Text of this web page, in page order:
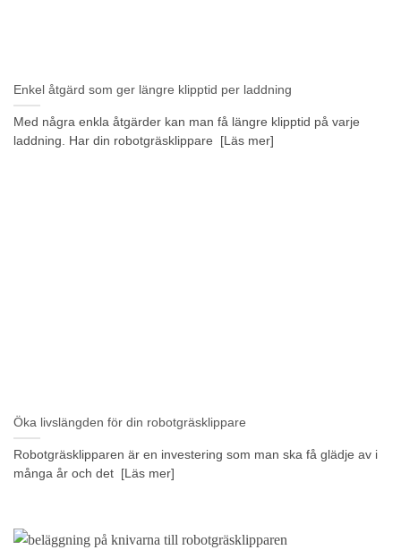
Enkel åtgärd som ger längre klipptid per laddning
Med några enkla åtgärder kan man få längre klipptid på varje
laddning. Har din robotgräsklippare [Läs mer]
Öka livslängden för din robotgräsklippare
Robotgräsklipparen är en investering som man ska få glädje av i
många år och det [Läs mer]